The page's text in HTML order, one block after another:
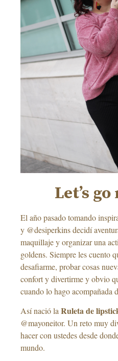
Let’s
El año pasado tomando
y @desiperkins decidí
maquillaje y organizar una
goldens. Siempre les cuento
desafiarme, probar cosas
confort y divertirme y obvio
cuando lo hago acompañada
Así nació la Ruleta de
@mayoneitor. Un reto muy
hacer con ustedes desde
mundo.